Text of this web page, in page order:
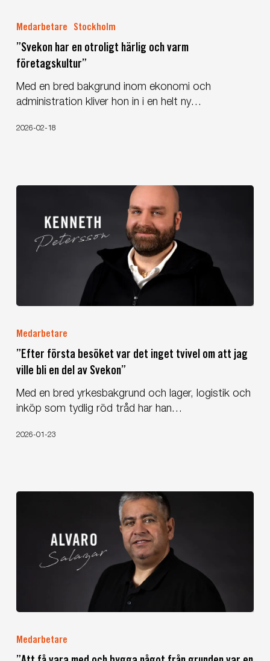
har
otroligt
härlig
och
varm
Medarbetare Stockholm
”Svekon har en otroligt härlig och varm
företagskultur”
Med en bred bakgrund inom ekonomi och
administration kliver hon in i en helt ny…
2026-02-18
första
var
det
inget
tvivel
att
en
Svekon”
Medarbetare
”Efter första besöket var det inget tvivel om att jag
ville bli en del av Svekon”
Med en bred yrkesbakgrund och lager, logistik och
inköp som tydlig röd tråd har han…
2026-01-23
få
Medarbetare